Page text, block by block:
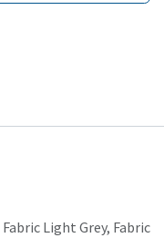
Fabric Light Grey, Fabric